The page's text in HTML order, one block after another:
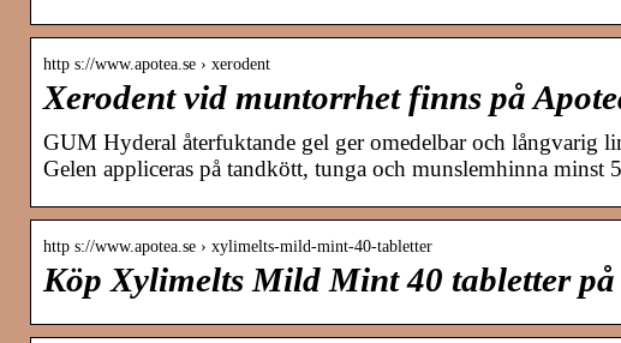
http s://www.apotea.se › xerodent
Xerodent vid muntorrhet finns på
GUM Hyderal återfuktande gel ger omedelbar och långvarig
Gelen appliceras på tandkött, tunga och munslemhinna minst
http s://www.apotea.se › xylimelts-mild-mint-40-tabletter
Köp Xylimelts Mild Mint 40 tabletter på